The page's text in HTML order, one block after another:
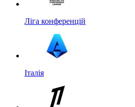
Ліга конференцій
Італія